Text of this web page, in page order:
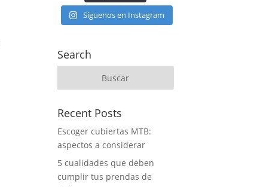
Síguenos en Instagram
Search
Recent Posts
Escoger cubiertas MTB:
aspectos a considerar
5 cualidades que deben
cumplir tus prendas de